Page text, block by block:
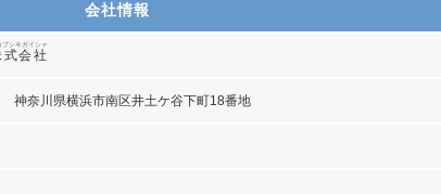
会社情報
会社
ブシキガイシャ
神奈川県横浜市南区井土ケ谷下町18番地